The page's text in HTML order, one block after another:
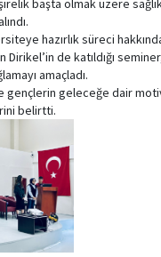
başta olmak üzere
hazırlık süreci
Dirikel’in de katıldığı
amaçladı.
geleceğe dair
belirtti.